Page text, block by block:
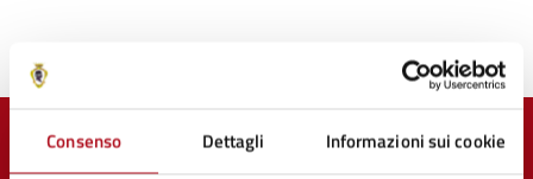
Consenso Dettagli Informazioni sui cookie
Ultimo aggiornamento:
Quanto sono chiare le informazioni su questa